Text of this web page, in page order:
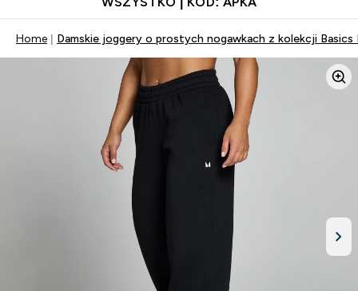
Home Damskie joggery o prostych nogawkach z kolekcji